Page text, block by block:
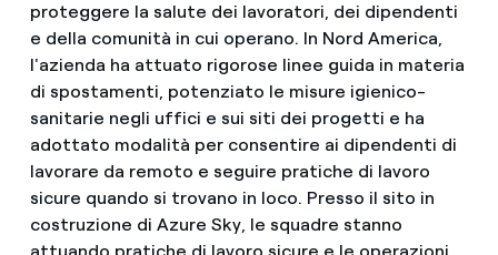
proteggere la salute dei lavoratori, dei dipendenti
e della comunità in cui operano. In Nord America,
l'azienda ha attuato rigorose linee guida in materia
di spostamenti, potenziato le misure igienico-
sanitarie negli uffici e sui siti dei progetti e ha
adottato modalità per consentire ai dipendenti di
lavorare da remoto e seguire pratiche di lavoro
sicure quando si trovano in loco. Presso il sito in
costruzione di Azure Sky, le squadre stanno